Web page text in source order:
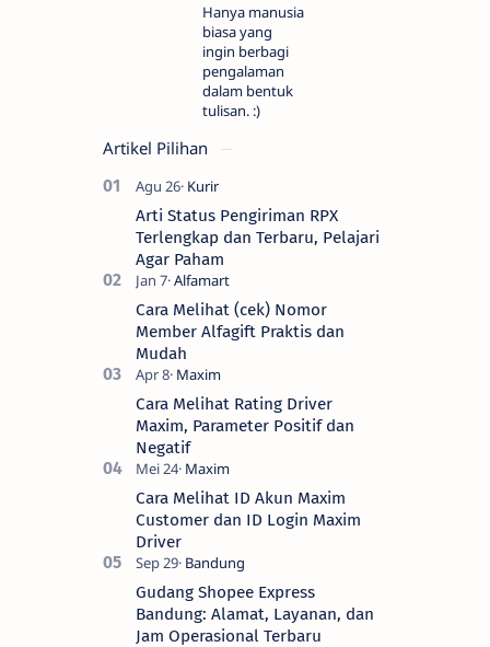
Hanya manusia
biasa yang
ingin berbagi
pengalaman
dalam bentuk
tulisan. :)
Artikel Pilihan
Arti Status Pengiriman RPX
Terlengkap dan Terbaru, Pelajari
Agar Paham
Cara Melihat (cek) Nomor
Member Alfagift Praktis dan
Mudah
Cara Melihat Rating Driver
Maxim, Parameter Positif dan
Negatif
Cara Melihat ID Akun Maxim
Customer dan ID Login Maxim
Driver
Gudang Shopee Express
Bandung: Alamat, Layanan, dan
Jam Operasional Terbaru